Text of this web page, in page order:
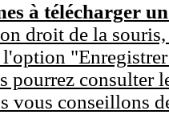
à télécharger
droit de la
l'option
pourrez consulter
vous conseillons